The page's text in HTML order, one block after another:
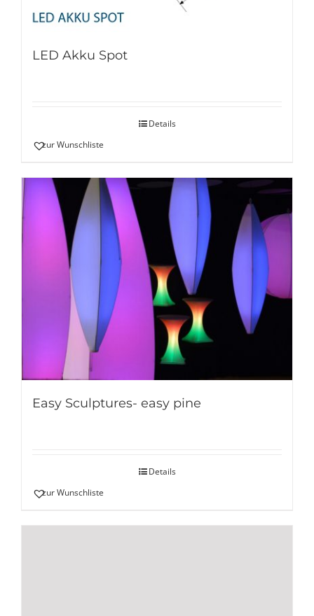
LED Akku Spot
Details
zur Wunschliste
Easy Sculptures- easy pine
Details
zur Wunschliste